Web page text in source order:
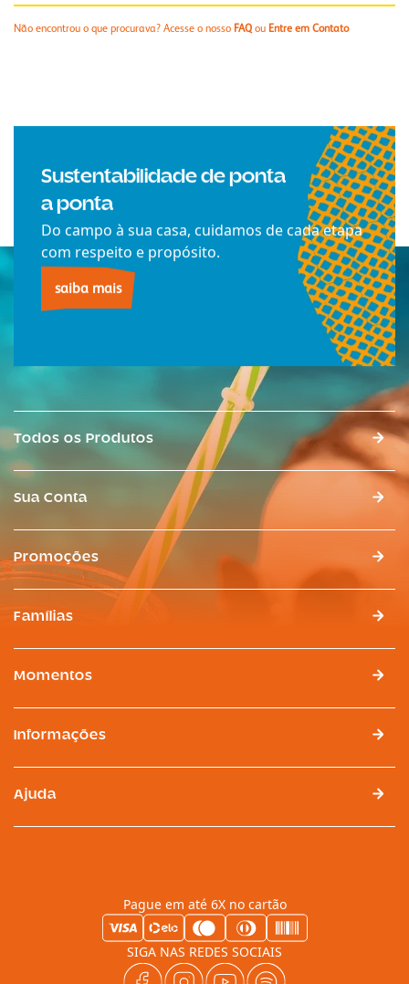
Não encontrou o que procurava? Acesse o nosso FAQ ou Entre em Contato
Sustentabilidade de ponta
a ponta
Do campo à sua casa, cuidamos de cada etapa
com respeito e propósito.
saiba mais
Todos os Produtos
Sua Conta
Promoções
Famílias
Momentos
Informações
Ajuda
Pague em até 6X no cartão
SIGA NAS REDES SOCIAIS